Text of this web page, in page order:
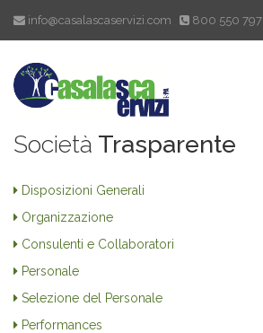
info@casalascaservizi.com 800 550 797
Società Trasparente
Disposizioni Generali
Organizzazione
Consulenti e Collaboratori
Personale
Selezione del Personale
Performances